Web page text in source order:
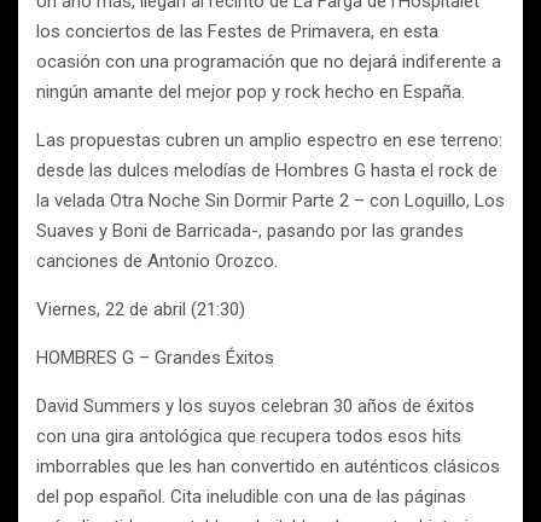
los conciertos de las Festes de Primavera, en esta
ocasión con una programación que no dejará indiferente a
ningún amante del mejor pop y rock hecho en España.
Las propuestas cubren un amplio espectro en ese terreno:
desde las dulces melodías de Hombres G hasta el rock de
la velada Otra Noche Sin Dormir Parte 2 – con Loquillo, Los
Suaves y Boni de Barricada-, pasando por las grandes
canciones de Antonio Orozco.
Viernes, 22 de abril (21:30)
HOMBRES G – Grandes Éxitos
David Summers y los suyos celebran 30 años de éxitos
con una gira antológica que recupera todos esos hits
imborrables que les han convertido en auténticos clásicos
del pop español. Cita ineludible con una de las páginas